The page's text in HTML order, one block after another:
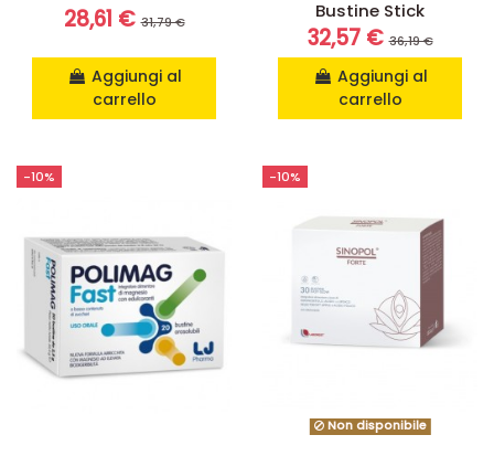
28,61 €31,79 €
Aggiungi al
carrello
Bustine Stick
32,57 €36,19 €
Aggiungi al
carrello
-10% -10%
Non disponibile